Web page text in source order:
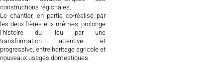
constructions régionales.
Le chantier, en partie co-réalisé par
les deux frères eux-mêmes, prolonge
l’histoire du lieu par une
transformation attentive et
progressive, entre héritage agricole et
nouveaux usages domestiques.